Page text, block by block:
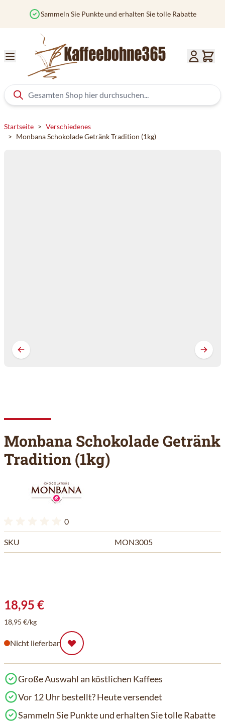
Sammeln Sie Punkte und erhalten Sie tolle Rabatte
Startseite > Verschiedenes
> Monbana Schokolade Getränk Tradition (1kg)
Monbana Schokolade Getränk
Tradition (1kg)
0
SKU MON3005
18,95 €
18,95 €/kg
Nicht lieferbar
Große Auswahl an köstlichen Kaffees
Vor 12 Uhr bestellt? Heute versendet
Sammeln Sie Punkte und erhalten Sie tolle Rabatte